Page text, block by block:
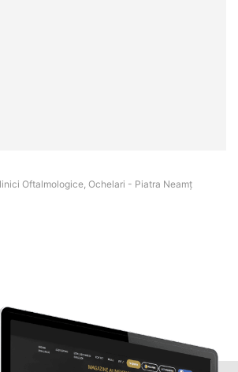
Oftalmologice, Ochelari - Piatra Neamţ